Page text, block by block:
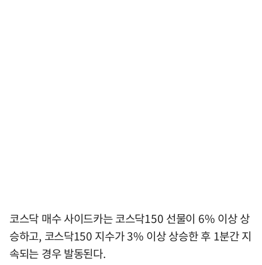
코스닥 매수 사이드카는 코스닥150 선물이 6% 이상 상
승하고, 코스닥150 지수가 3% 이상 상승한 후 1분간 지
속되는 경우 발동된다.